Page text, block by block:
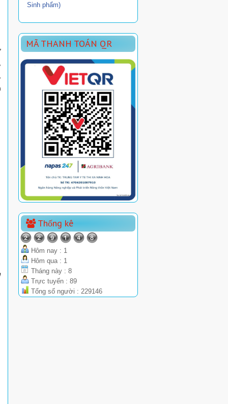
Sinh phẩm)
MÃ THANH TOÁN QR
Thống kê
Hôm nay : 1
Hôm qua : 1
Tháng này : 8
Trực tuyến : 89
Tổng số người : 229146